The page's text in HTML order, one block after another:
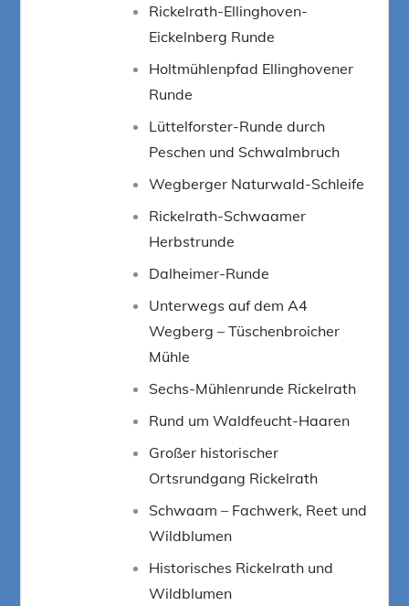
Rickelrath-Ellinghoven-
Eickelnberg Runde
Holtmühlenpfad Ellinghovener
Runde
Lüttelforster-Runde durch
Peschen und Schwalmbruch
Wegberger Naturwald-Schleife
Rickelrath-Schwaamer
Herbstrunde
Dalheimer-Runde
Unterwegs auf dem A4
Wegberg – Tüschenbroicher
Mühle
Sechs-Mühlenrunde Rickelrath
Rund um Waldfeucht-Haaren
Großer historischer
Ortsrundgang Rickelrath
Schwaam – Fachwerk, Reet und
Wildblumen
Historisches Rickelrath und
Wildblumen